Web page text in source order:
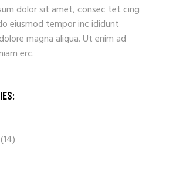
dolor sit amet, consec tet cing
eiusmod tempor inc ididunt
magna aliqua. Ut enim ad
erc.
(14)